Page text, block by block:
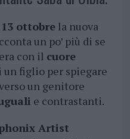
13 ottobrela nuova
un po’ più di se
con il cuore
un figlio per spiegare
un genitore
e contrastanti.
Artist